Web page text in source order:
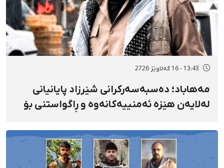
13:43 - 16 گەلاوێژ 2726
مەهاباد؛ دەسبەسەرکرانی شێرزاد پایانیانی
لەلایەن هێزە ئەمنییەکانەوە و ڕاگواستنی بۆ